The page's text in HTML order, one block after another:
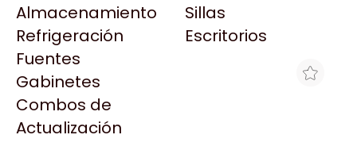
Almacenamiento
Refrigeración
Fuentes
Gabinetes
Combos de
Actualización
Sillas
Escritorios
Adata
AeroCool
Antec
Arkham
Asrock
MEMORIA RAM UDIMM ADATA XPG
LANCER BLADE RGB 16GB DDR5 6000